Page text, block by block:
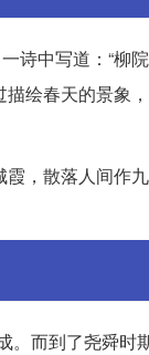
诗中写道：“柳
绘春天的景象
，散落人间作
。而到了尧舜时